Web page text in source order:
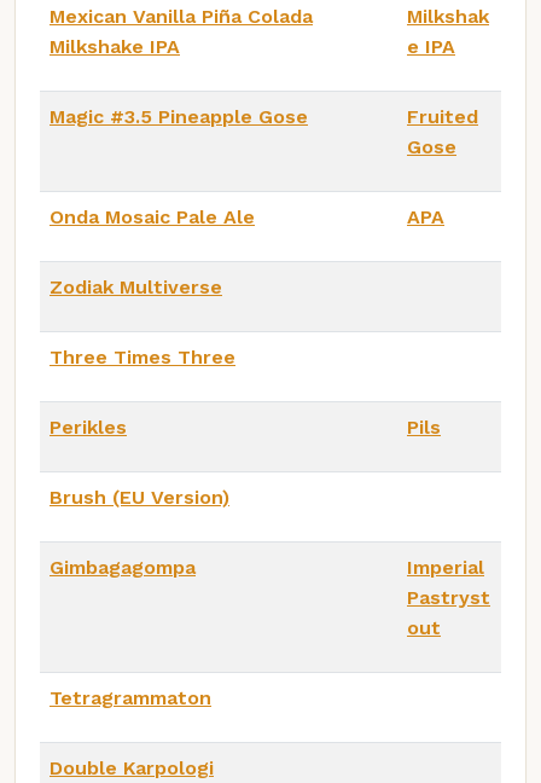
Mexican Vanilla Piña Colada
Milkshake IPA
Milkshak
e IPA
Magic #3.5 Pineapple Gose
Fruited
Gose
Onda Mosaic Pale Ale APA
Zodiak Multiverse
Three Times Three
Perikles Pils
Brush (EU Version)
Gimbagagompa
Imperial
Pastryst
out
Tetragrammaton
Double Karpologi